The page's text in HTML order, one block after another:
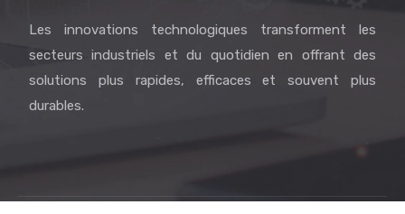
Les innovations technologiques transforment les
secteurs industriels et du quotidien en offrant des
solutions plus rapides, efficaces et souvent plus
durables.